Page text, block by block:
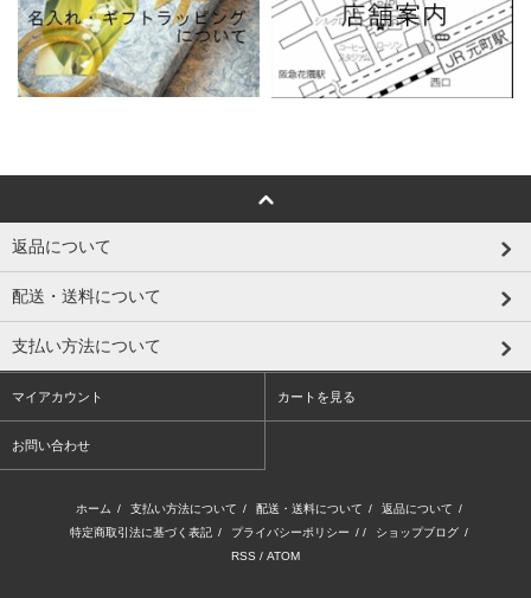
返品について
配送・送料について
支払い方法について
マイアカウント カートを見る
お問い合わせ
ホーム / 支払い方法について / 配送・送料について / 返品について /
特定商取引法に基づく表記 / プライバシーポリシー / / ショップブログ /
RSS / ATOM